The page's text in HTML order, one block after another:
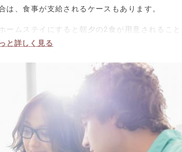
、食事が支給されるケースもあります。
ームステイにすると朝夕の2食が用意されるこ
戸惑う可能性が高いので、マルタでの生活に慣